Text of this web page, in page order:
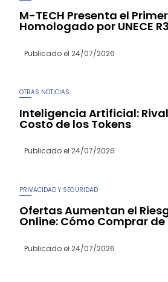
M-TECH Presenta el Primer
Homologado por UNECE
Publicado el 24/07/2026
OTRAS NOTICIAS
Inteligencia Artificial:
Costo de los Tokens
Publicado el 24/07/2026
PRIVACIDAD Y SEGURIDAD
Ofertas Aumentan el
Online: Cómo Comprar
Publicado el 24/07/2026